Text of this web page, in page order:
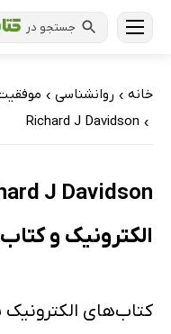
جستجو در
خانه › روانشناسی ›
›
Richard J Davidson
الکترونیک و